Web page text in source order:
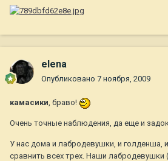
elena
Опубликовано 7 ноября, 2009
камасики, браво!
Очень точные наблюдения, да еще и
У нас дома и лабродевушки, и голденша,
сравнить всех трех. Наши лабродевушки